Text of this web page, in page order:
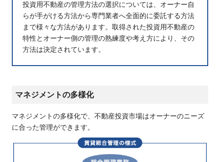
投資用不動産の管理方法の選択については、オーナー自
らが手がける方法から専門業者へ全面的に委託する方法
まで様々な方法があります。取得された投資用不動産の
特性とオーナー側の管理の熟練度や考え方により、その
方法は決定されています。
マネジメントの多様化
マネジメントの多様化で、不動産投資市場はオーナーのニーズ
に合った管理ができます。